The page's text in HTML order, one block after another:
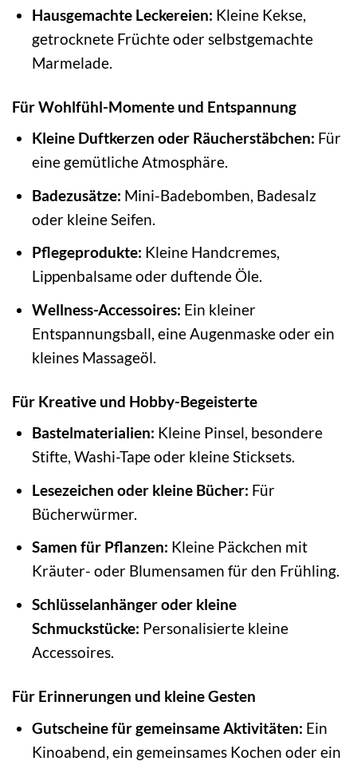
Hausgemachte Leckereien: Kleine Kekse,
getrocknete Früchte oder selbstgemachte
Marmelade.
Für Wohlfühl-Momente und Entspannung
Kleine Duftkerzen oder Räucherstäbchen: Für
eine gemütliche Atmosphäre.
Badezusätze: Mini-Badebomben, Badesalz
oder kleine Seifen.
Pflegeprodukte: Kleine Handcremes,
Lippenbalsame oder duftende Öle.
Wellness-Accessoires: Ein kleiner
Entspannungsball, eine Augenmaske oder ein
kleines Massageöl.
Für Kreative und Hobby-Begeisterte
Bastelmaterialien: Kleine Pinsel, besondere
Stifte, Washi-Tape oder kleine Sticksets.
Lesezeichen oder kleine Bücher: Für
Bücherwürmer.
Samen für Pflanzen: Kleine Päckchen mit
Kräuter- oder Blumensamen für den Frühling.
Schlüsselanhänger oder kleine
Schmuckstücke: Personalisierte kleine
Accessoires.
Für Erinnerungen und kleine Gesten
Gutscheine für gemeinsame Aktivitäten: Ein
Kinoabend, ein gemeinsames Kochen oder ein